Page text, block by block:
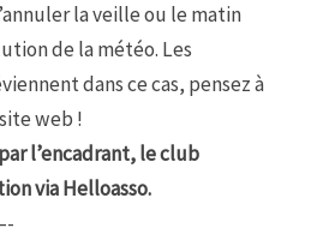
la veille ou le matin
de la météo. Les
dans ce cas, pensez à
web !
l’encadrant, le club
via Helloasso.